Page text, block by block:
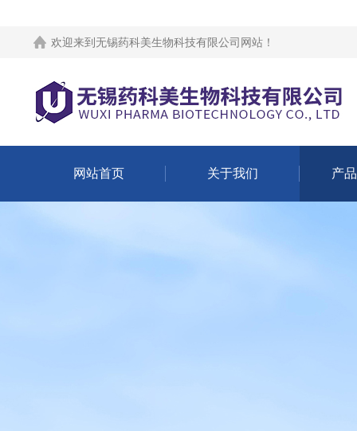
欢迎来到 无锡药科美生物科技有限公司网站 ！
网站首页 关于我们 产